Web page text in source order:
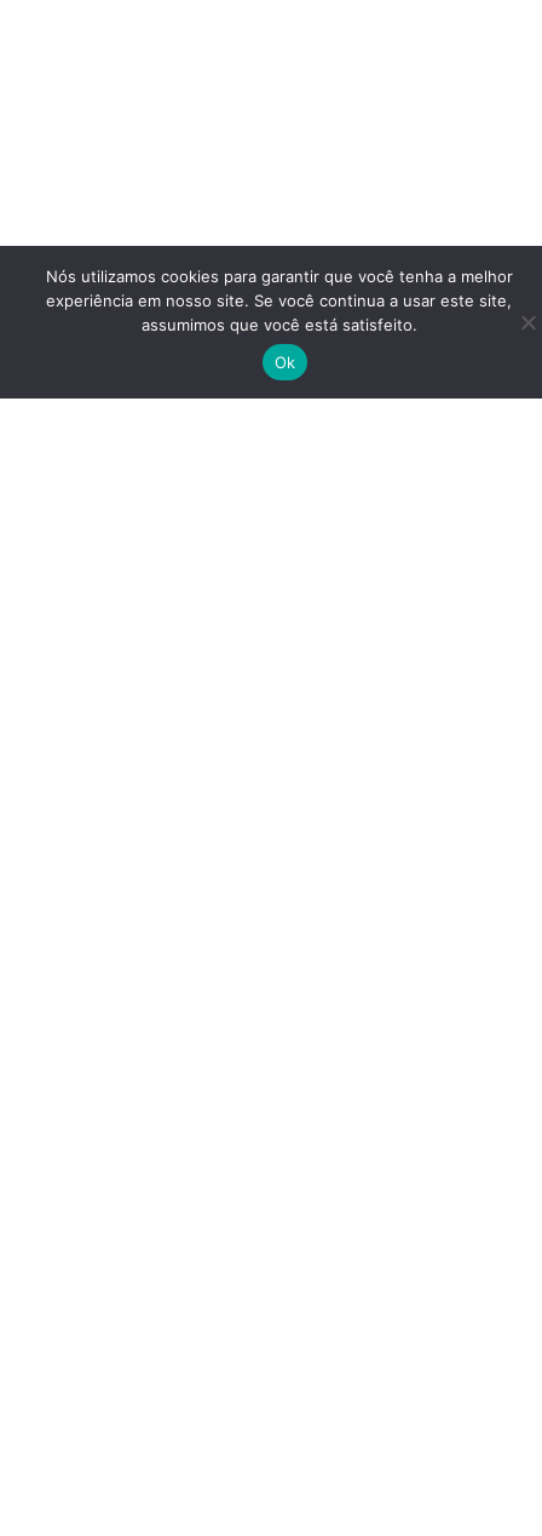
Nós utilizamos cookies para garantir que você tenha a melhor
experiência em nosso site. Se você continua a usar este site,
assumimos que você está satisfeito.
Ok